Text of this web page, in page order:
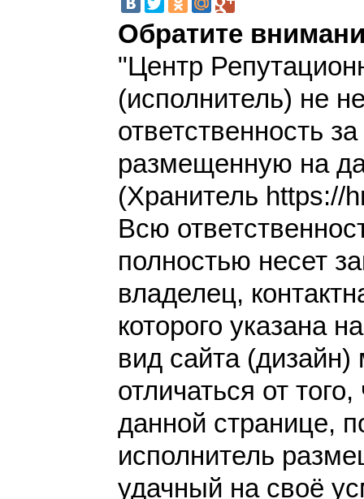
Обратите
"Центр
(исполнитель) не
ответственность
размещенную на
(Хранитель https://
Всю
полностью несет
владелец,
которого указана
вид сайта (дизайн)
отличаться от
данной странице,
исполнитель
удачный на своё